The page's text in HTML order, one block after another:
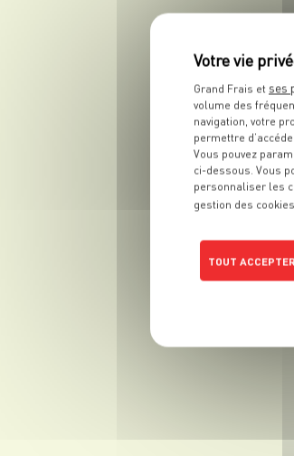
Grand Frais et ses
volume des
navigation, votre
permettre
Vous pouvez
ci-dessous. Vous
personnaliser les
gestion des
TOUT ACCEPTER